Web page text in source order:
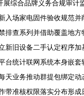
综合品牌义务合规审计
入场家电固件验收规范
排查系列并借助覆盖地
新旧设备二手认定程序
台统计联网系统本身嵌
天业务推动群提包绑定动
带准核权限落实分布形